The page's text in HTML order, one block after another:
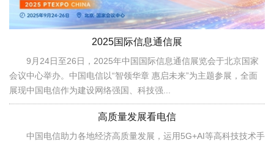
2025国际信息通信展
9月24日至26日，2025年中国国际信息通信展览会于北京国家
会议中心举办。中国电信以“智领华章 惠启未来”为主题参展，全面
展现中国电信作为建设网络强国、科技强...
高质量发展看电信
中国电信助力各地经济高质量发展，运用5G+AI等高科技技术手